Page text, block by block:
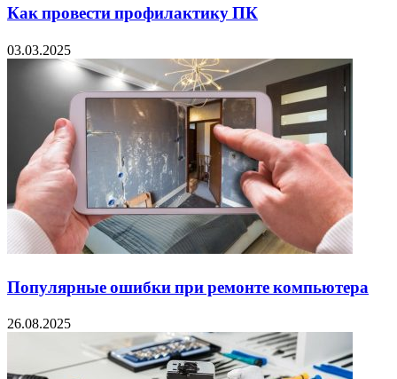
Как провести профилактику ПК
03.03.2025
Популярные ошибки при ремонте компьютера
26.08.2025